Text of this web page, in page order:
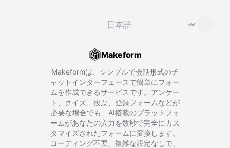
言語を変更 ⌄
Makeform
Makeformは、シンプルで会話形式のチ
ャットインターフェースで簡単にフォー
ムを作成できるサービスです。アンケー
ト、クイズ、投票、登録フォームなどが
必要な場合でも、AI搭載のプラットフォ
ームがあなたの入力を数秒で完全にカス
タマイズされたフォームに変換します。
コーディング不要、複雑な設定なしで、